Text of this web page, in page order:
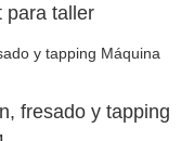
para taller
fresado y tapping